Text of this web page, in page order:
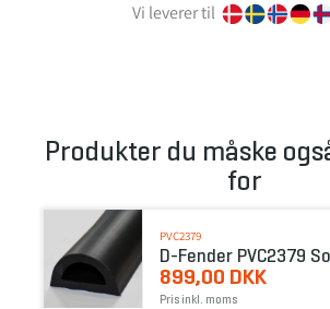
Vi leverer til
Produkter du måske
for
PVC2379
D-Fender PVC2379
899,00 DKK
Pris inkl. moms